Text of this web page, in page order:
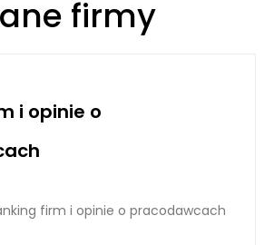
firmy
i opinie o
firm i opinie o pracodawcach